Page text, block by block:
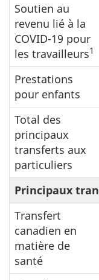
Soutien au
revenu lié à la
COVID-19 pour
les travailleurs1
Prestations
pour enfants
Total des
principaux
transferts aux
particuliers
Principaux
Transfert
canadien en
matière de
santé